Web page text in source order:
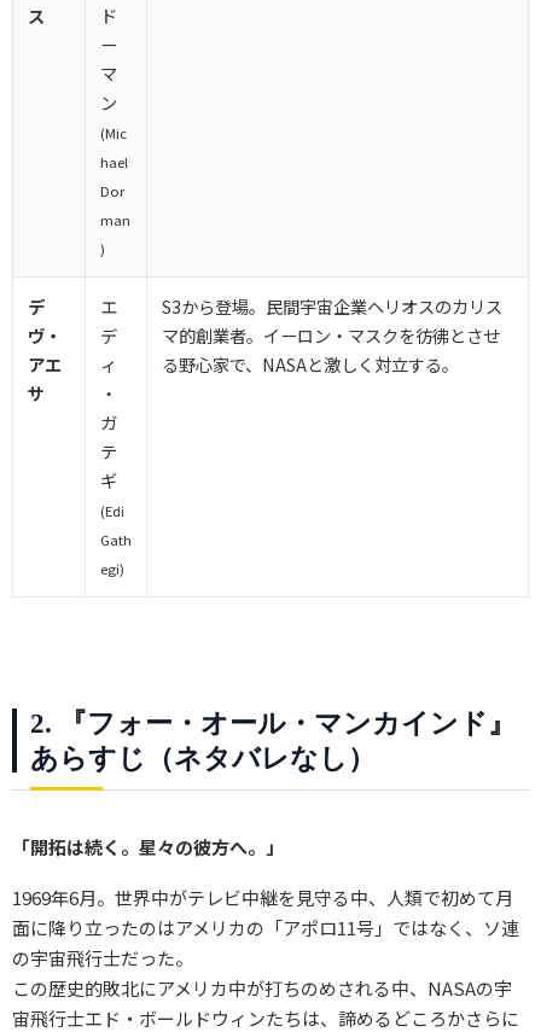
ス
ド
ー
マ
ン
(Mic
hael
Dor
man
)
デ
ヴ・
アエ
サ
エ
デ
ィ
・
ガ
テ
ギ
(Edi
Gath
egi)
S3から登場。民間宇宙企業ヘリオスのカリス
マ的創業者。イーロン・マスクを彷彿とさせ
る野心家で、NASAと激しく対立する。
2. 『フォー・オール・マンカインド』
あらすじ（ネタバレなし）
「開拓は続く。星々の彼方へ。」
1969年6月。世界中がテレビ中継を見守る中、人類で初めて月
面に降り立ったのはアメリカの「アポロ11号」ではなく、ソ連
の宇宙飛行士だった。
この歴史的敗北にアメリカ中が打ちのめされる中、NASAの宇
宙飛行士エド・ボールドウィンたちは、諦めるどころかさらに